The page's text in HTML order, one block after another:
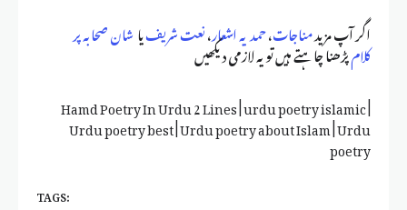
اگر آپ مزیدمناجات،حمدیہ اشعار،نعت شریفیاشان صحابہ پر
کلامپڑھنا چاہتے ہیں تو یہ لازمی دیکھیں
Hamd Poetry In Urdu 2 Lines | urdu poetry islamic |
Urdu poetry best | Urdu poetry about Islam | Urdu
poetry
TAGS: